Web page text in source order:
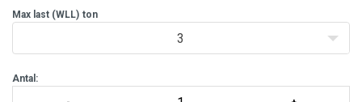
Tekniska specifikationer för super säkerhetskrok:
Max last (WLL) ton
3
Antal: